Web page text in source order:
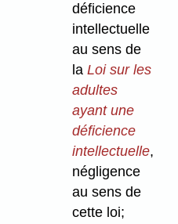
déficience
intellectuelle
au sens de
la Loi sur les
adultes
ayant une
déficience
intellectuelle,
négligence
au sens de
cette loi;